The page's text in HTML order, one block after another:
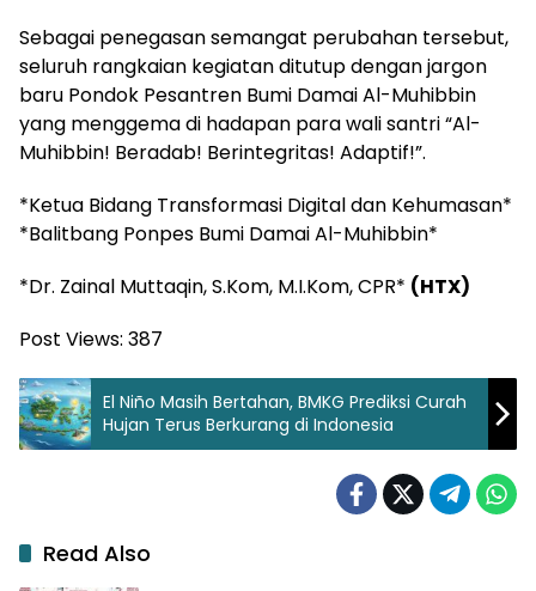
Sebagai penegasan semangat perubahan tersebut,
seluruh rangkaian kegiatan ditutup dengan jargon
baru Pondok Pesantren Bumi Damai Al-Muhibbin
yang menggema di hadapan para wali santri “Al-
Muhibbin! Beradab! Berintegritas! Adaptif!”.
*Ketua Bidang Transformasi Digital dan Kehumasan*
*Balitbang Ponpes Bumi Damai Al-Muhibbin*
*Dr. Zainal Muttaqin, S.Kom, M.I.Kom, CPR* (HTX)
Post Views: 387
El Niño Masih Bertahan, BMKG Prediksi Curah
Hujan Terus Berkurang di Indonesia
Read Also